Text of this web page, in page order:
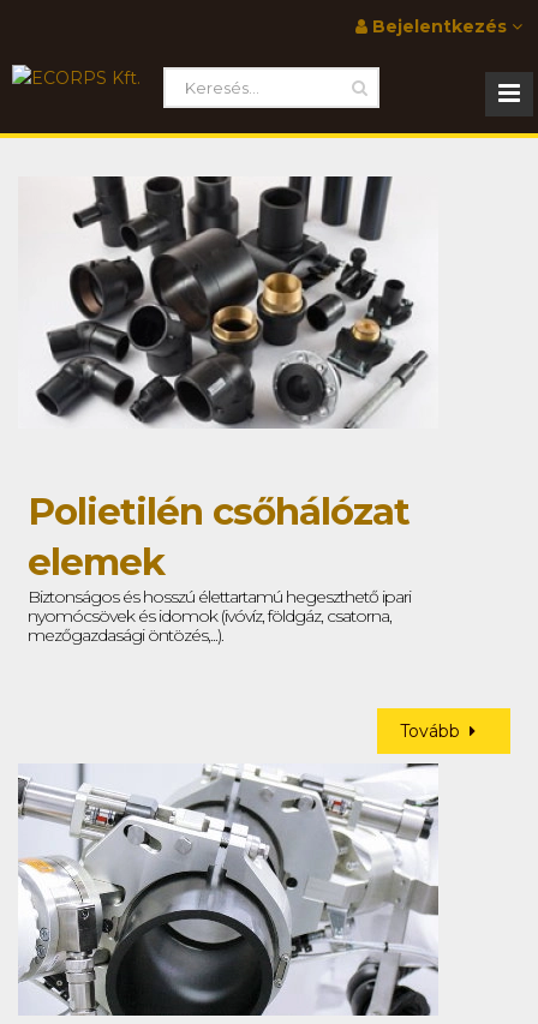
Bejelentkezés
Polietilén csőhálózat
elemek
Biztonságos és hosszú élettartamú hegeszthető ipari
nyomócsövek és idomok (ivóvíz, földgáz, csatorna,
mezőgazdasági öntözés,...).
Tovább